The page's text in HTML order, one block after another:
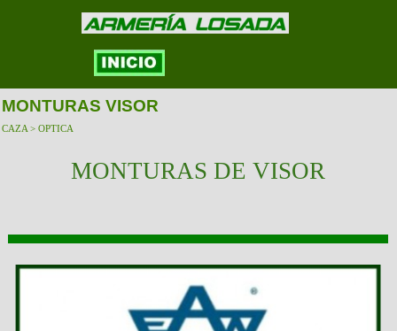
MONTURAS VISOR
CAZA > OPTICA
MONTURAS DE VISOR